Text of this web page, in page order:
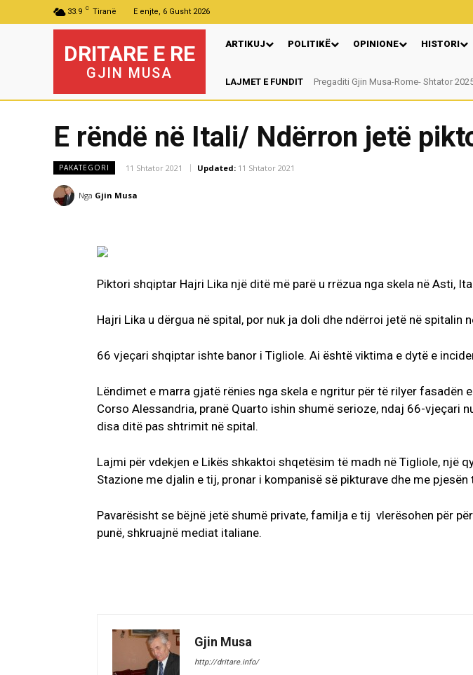
33.9 C Tiranë E enjte, 6 Gusht 2026
DRITARE E RE
GJIN MUSA
ARTIKUJ POLITIKË OPINIONE HISTORI
LAJMET E FUNDIT Pregaditi Gjin Musa-Rome- Shtator
E rëndë në Itali/ Ndërron jetë
PAKATEGORI 11 Shtator 2021 Updated: 11 Shtator 2021
Nga Gjin Musa
Piktori shqiptar Hajri Lika një ditë më parë u rrëzua nga skela në Asti,
Hajri Lika u dërgua në spital, por nuk ja doli dhe ndërroi jetë në spitalin
66 vjeçari shqiptar ishte banor i Tigliole. Ai është viktima e dytë e
Lëndimet e marra gjatë rënies nga skela e ngritur për të rilyer fasadën
Corso Alessandria, pranë Quarto ishin shumë serioze, ndaj 66-vjeçari
disa ditë pas shtrimit në spital.
Lajmi për vdekjen e Likës shkaktoi shqetësim të madh në Tigliole, një
Stazione me djalin e tij, pronar i kompanisë së pikturave dhe me
Pavarësisht se bëjnë jetë shumë private, familja e tij vlerësohen për
punë, shkruajnë mediat italiane.
Gjin Musa
http://dritare.info/